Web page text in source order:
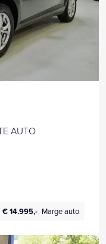
AUTO
€ 14.995,- Marge auto